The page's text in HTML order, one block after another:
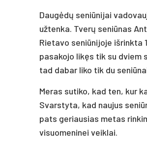
Daugėdų seniūnijai
užtenka. Tverų seniūnas
Rietavo seniūnijoje išrinkta
pasakojo likęs tik su dviem
tad dabar liko tik du
Meras sutiko, kad ten, kur
Svarstyta, kad naujus
pats geriausias metas
visuomeninei veiklai.